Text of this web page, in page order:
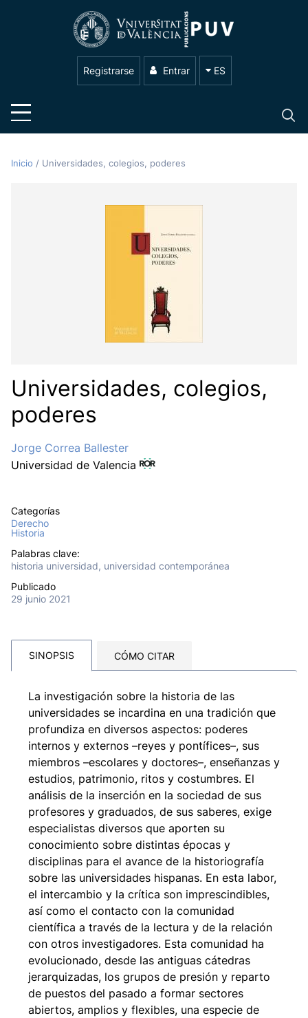
Registrarse Entrar ES
Inicio / Universidades, colegios, poderes
Universidades, colegios,
poderes
Jorge Correa Ballester
Universidad de Valencia
Categorías
Derecho
Historia
Palabras clave:
historia universidad, universidad contemporánea
Publicado
29 junio 2021
SINOPSIS CÓMO CITAR
La investigación sobre la historia de las
universidades se incardina en una tradición que
profundiza en diversos aspectos: poderes
internos y externos –reyes y pontífices–, sus
miembros –escolares y doctores–, enseñanzas y
estudios, patrimonio, ritos y costumbres. El
análisis de la inserción en la sociedad de sus
profesores y graduados, de sus saberes, exige
especialistas diversos que aporten su
conocimiento sobre distintas épocas y
disciplinas para el avance de la historiografía
sobre las universidades hispanas. En esta labor,
el intercambio y la crítica son imprescindibles,
así como el contacto con la comunidad
científica a través de la lectura y de la relación
con otros investigadores. Esta comunidad ha
evolucionado, desde las antiguas cátedras
jerarquizadas, los grupos de presión y reparto
de puestos del pasado a formar sectores
abiertos, amplios y flexibles, una especie de